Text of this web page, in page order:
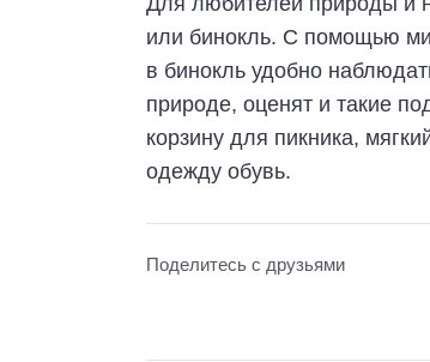
или бинокль. С помощью
в бинокль удобно
природе, оценят и такие
корзину для пикника,
одежду обувь.
Поделитесь с друзьями